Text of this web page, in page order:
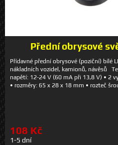
Přední obrysové
Přídavné přední obrysové (poziční) bílé
nákladních vozidel, kamionů, návěsů
napětí: 12-24 V (60 mA při 13,8 V) • 2
• rozměry: 65 x 28 x 18 mm • rozteč
108 Kč
1-5 dní